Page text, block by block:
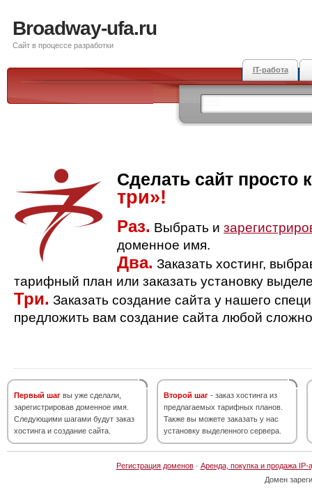
Broadway-ufa.ru
Сайт в процессе разработки
IT-работа
Сделать сайт просто
три»!
Раз. Выбрать и
доменное имя.
Два. Заказать хостинг,
тарифный план или заказать установку
Три. Заказать создание сайта у нашего
предложить вам создание сайта любой
Первый шаг вы уже сделали,
зарегистрировав доменное имя.
Следующими шагами будут заказ
хостинга и создание сайта.
Второй шаг - заказ хостинга из
предлагаемых тарифных планов.
Также вы можете заказать у нас
установку выделенного сервера.
Регистрация доменов· Аренда, покупка и продажа IP-
Домен